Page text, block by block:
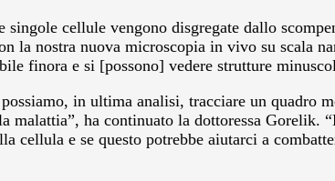
cellule vengono disgregate dallo
nostra nuova microscopia in vivo su scala
finora e si [possono] vedere strutture
in ultima analisi, tracciare un
malattia”, ha continuato la dottoressa
cellula e se questo potrebbe aiutarci a